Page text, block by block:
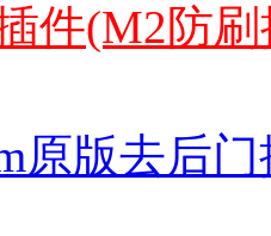
件(M2防
原版去后